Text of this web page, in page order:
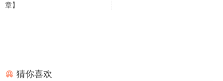
章】
猜你喜欢